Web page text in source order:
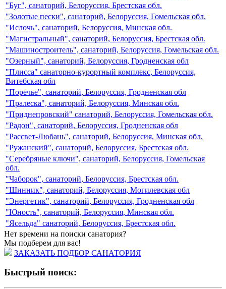
"Буг", санаторий, Белоруссия, Брестская обл.
"Золотые пески", санаторий, Белоруссия, Гомельская обл.
"Ислочь", санаторий, Белоруссия, Минская обл.
"Магистральный", санаторий, Белоруссия, Брестская обл.
"Машиностроитель", санаторий, Белоруссия, Гомельская обл.
"Озерный", санаторий, Белоруссия, Гродненская обл
"Плисса" санаторно-курортный комплекс, Белоруссия,
Витебская обл
"Поречье", санаторий, Белоруссия, Гродненская обл
"Пралеска", санаторий, Белоруссия, Минская обл.
"Приднепровский" санаторий, Белоруссия, Гомельская обл.
"Радон", санаторий, Белоруссия, Гродненская обл
"Рассвет-Любань", санаторий, Белоруссия, Минская обл.
"Ружанский", санаторий, Белоруссия, Брестская обл.
"Серебряные ключи", санаторий, Белоруссия, Гомельская
обл.
"Чаборок", санаторий, Белоруссия, Брестская обл.
"Шинник", санаторий, Белоруссия, Могилевская обл
"Энергетик", санаторий, Белоруссия, Гродненская обл
"Юность", санаторий, Белоруссия, Минская обл.
"Ясельда" санаторий, Белоруссия, Брестская обл.
Нет времени на поиски санатория?
Мы подберем для вас!
ЗАКАЗАТЬ ПОДБОР САНАТОРИЯ
Быстрый поиск: